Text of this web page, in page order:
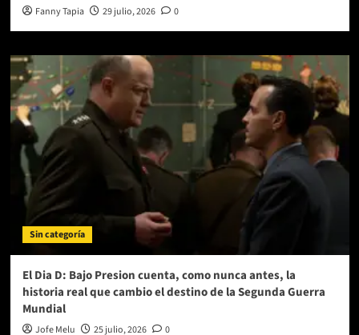
Fanny Tapia 29 julio, 2026 0
Sin categoría
El Dia D: Bajo Presion cuenta, como nunca antes, la
historia real que cambio el destino de la Segunda Guerra
Mundial
Jofe Melu 25 julio, 2026 0